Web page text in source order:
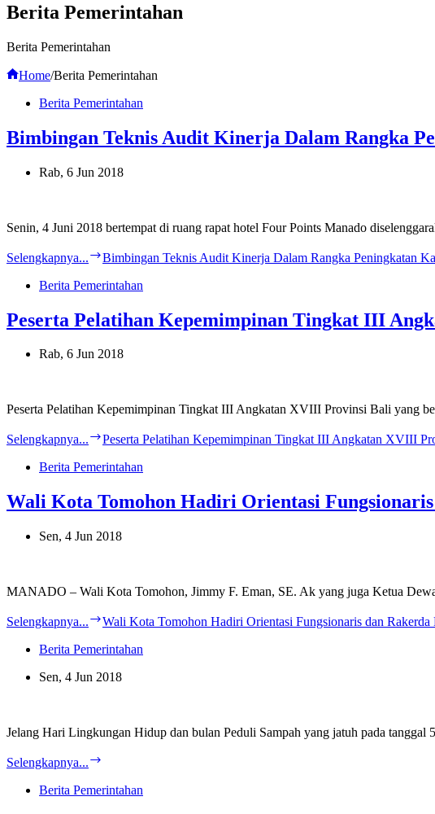
Berita Pemerintahan
Berita Pemerintahan
Home/Berita Pemerintahan
Berita Pemerintahan
Bimbingan Teknis Audit Kinerja Dalam Rangka
Rab, 6 Jun 2018
Senin, 4 Juni 2018 bertempat di ruang rapat hotel Four Points Manado
Selengkapnya...
Bimbingan Teknis Audit Kinerja Dalam Rangka Peningkatan
Berita Pemerintahan
Peserta Pelatihan Kepemimpinan Tingkat III
Rab, 6 Jun 2018
Peserta Pelatihan Kepemimpinan Tingkat III Angkatan XVIII Provinsi Bali yang
Selengkapnya...
Peserta Pelatihan Kepemimpinan Tingkat III Angkatan XVIII
Berita Pemerintahan
Wali Kota Tomohon Hadiri Orientasi
Sen, 4 Jun 2018
MANADO – Wali Kota Tomohon, Jimmy F. Eman, SE. Ak yang juga Ketua
Selengkapnya...
Wali Kota Tomohon Hadiri Orientasi Fungsionaris dan Rakerda
Berita Pemerintahan
Sen, 4 Jun 2018
Jelang Hari Lingkungan Hidup dan bulan Peduli Sampah yang jatuh pada
Selengkapnya...
Berita Pemerintahan